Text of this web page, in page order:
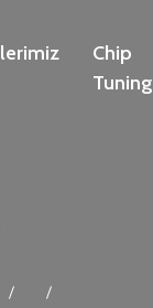
Chip
Tuning